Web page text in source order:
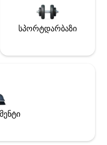
სპორტდარბაზი